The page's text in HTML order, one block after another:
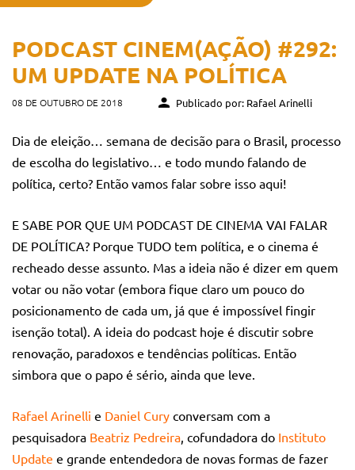
PODCAST CINEM(AÇÃO) #292:
UM UPDATE NA POLÍTICA
08 DE OUTUBRO DE 2018 Publicado por: Rafael Arinelli
Dia de eleição… semana de decisão para o Brasil, processo
de escolha do legislativo… e todo mundo falando de
política, certo? Então vamos falar sobre isso aqui!
E SABE POR QUE UM PODCAST DE CINEMA VAI FALAR
DE POLÍTICA? Porque TUDO tem política, e o cinema é
recheado desse assunto. Mas a ideia não é dizer em quem
votar ou não votar (embora fique claro um pouco do
posicionamento de cada um, já que é impossível fingir
isenção total). A ideia do podcast hoje é discutir sobre
renovação, paradoxos e tendências políticas. Então
simbora que o papo é sério, ainda que leve.
Rafael Arinelli e Daniel Cury conversam com a
pesquisadora Beatriz Pedreira , cofundadora do Instituto
Update e grande entendedora de novas formas de fazer